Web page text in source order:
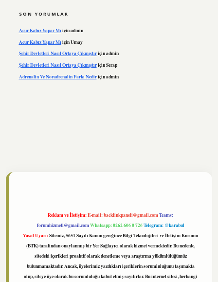
SON YORUMLAR
Acur Kabız Yapar Mıiçinadmin
Acur Kabız Yapar Mı içinUmay
Şehir Devletleri Nasıl Ortaya Çıkmıştıriçinadmin
Şehir Devletleri Nasıl Ortaya ÇıkmıştıriçinSerap
Adrenalin Ve Noradrenalin Farkı Nediriçinadmin
Reklam ve İletişim:E-mail:backlinkpaneli@gmail.comTeams:
forumhizmeti@gmail.comWhatsapp: 0262 606 0 726Telegram: @karabul
Yasal Uyarı:Sitemiz, 5651 Sayılı Kanun gereğince Bilgi Teknolojileri ve İletişim Kurumu
(BTK) tarafından onaylanmış bir Yer Sağlayıcı olarak hizmet vermektedir. Bu nedenle,
sitedeki içerikleri proaktif olarak denetleme veya araştırma yükümlülüğümüz
bulunmamaktadır. Ancak, üyelerimiz yazdıkları içeriklerin sorumluluğunu taşımakta
olup, siteye üye olarak bu sorumluluğu kabul etmiş sayılırlar. Bu internet sitesi, herhangi